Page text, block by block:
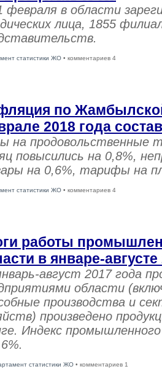
февраля в области
лица, 1855
статистики ЖО • комментариев 4
по
2018 года
на продовольственные
повысились на 0,8%,
на 0,6%, тарифы на
статистики ЖО • комментариев 4
работы
в январе-августе
август 2017 года
области
производства и
произведено
Индекс
статистики ЖО • комментариев 1